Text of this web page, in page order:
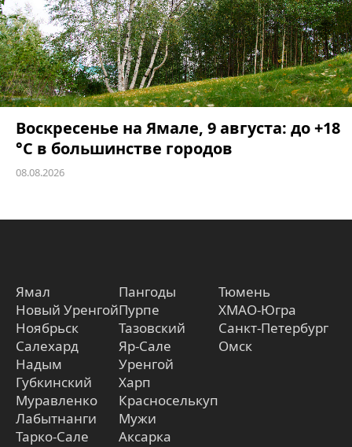
Воскресенье на Ямале, 9 августа: до +18
°C в большинстве городов
08.08.2026
Ямал
Новый Уренгой
Ноябрьск
Салехард
Надым
Губкинский
Муравленко
Лабытнанги
Тарко-Сале
Пангоды
Пурпе
Тазовский
Яр-Сале
Уренгой
Харп
Красноселькуп
Мужи
Аксарка
Тюмень
ХМАО-Югра
Санкт-Петербург
Омск